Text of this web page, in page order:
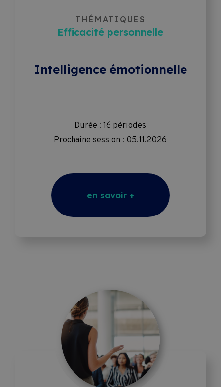
THÉMATIQUES
Efficacité personnelle
Intelligence émotionnelle
Durée : 16 périodes
Prochaine session : 05.11.2026
en savoir +